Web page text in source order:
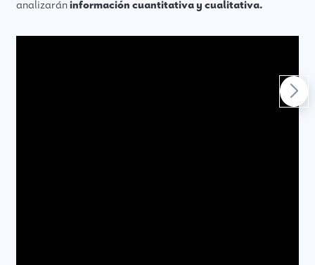
analizaráninformación cuantitativa y cualitativa.